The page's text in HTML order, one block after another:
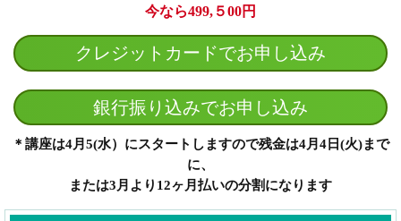
今なら499,５00円
クレジットカードでお申し込み
銀行振り込みでお申し込み
＊講座は4月5(水）にスタートしますので残金は4月4日(火)まで
に、
または3月より12ヶ月払いの分割になります